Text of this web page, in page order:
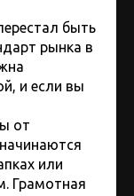
быть
рынка в
и если вы
от
или
Грамотная